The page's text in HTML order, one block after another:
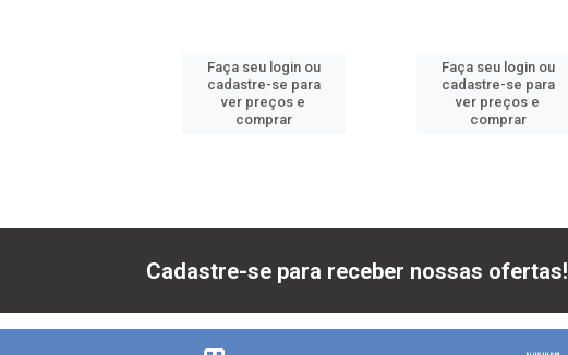
Faça seu login ou
cadastre-se para
ver preços e
comprar
Faça seu login ou
cadastre-se para
ver preços e
comprar
Cadastre-se para receber nossas ofertas!